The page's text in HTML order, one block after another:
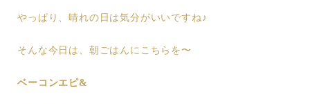
やっぱり、晴れの日は気分がいいですね♪
そんな今日は、朝ごはんにこちらを〜
ベーコンエピ&